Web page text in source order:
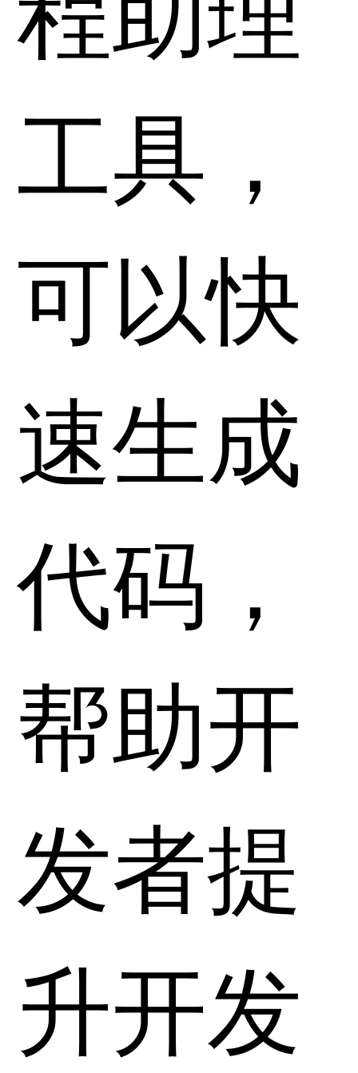
工具，
可以快
速生成
代码，
帮助开
发者提
升开发